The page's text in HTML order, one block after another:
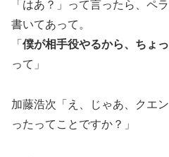
「はあ？」って言ったら、ペ
書いてあって。
「 僕が相手役やるから、ちょ
って」
加藤浩次「え、じゃあ、クエ
ったってことですか？」